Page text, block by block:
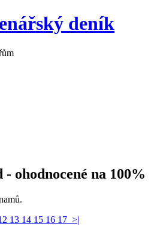
deník
ohodnocené na 100%
13 14 15 16 17 >|